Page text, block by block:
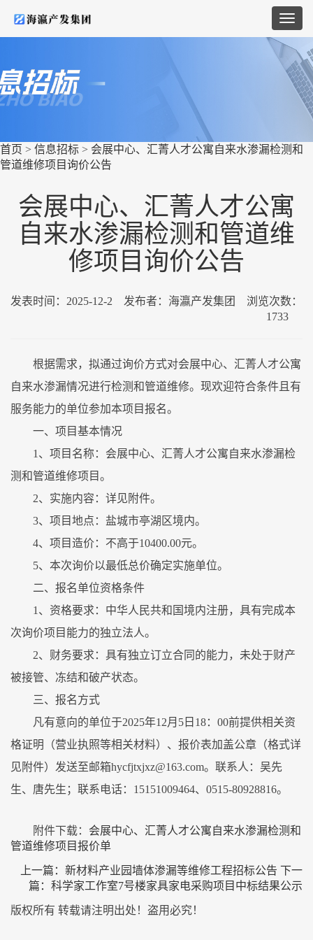
首页 > 信息招标 > 会展中心、汇菁人才公寓自来水渗漏检测和
管道维修项目询价公告
会展中心、汇菁人才公寓
自来水渗漏检测和管道维
修项目询价公告
发表时间： 2025-12-2 发布者：海瀛产发集团 浏览次数：
1733
根据需求，拟通过询价方式对会展中心、汇菁人才公寓
自来水渗漏情况进行检测和管道维修。现欢迎符合条件且有
服务能力的单位参加本项目报名。
一、项目基本情况
1、项目名称：会展中心、汇菁人才公寓自来水渗漏检
测和管道维修项目。
2、实施内容：详见附件。
3、项目地点：盐城市亭湖区境内。
4、项目造价：不高于10400.00元。
5、本次询价以最低总价确定实施单位。
二、报名单位资格条件
1、资格要求：中华人民共和国境内注册，具有完成本
次询价项目能力的独立法人。
2、财务要求：具有独立订立合同的能力，未处于财产
被接管、冻结和破产状态。
三、报名方式
凡有意向的单位于2025年12月5日18：00前提供相关资
格证明（营业执照等相关材料）、报价表加盖公章（格式详
见附件）发送至邮箱hycfjtxjxz@163.com。联系人：吴先
生、唐先生；联系电话：15151009464、0515-80928816。
附件下载： 会展中心、汇菁人才公寓自来水渗漏检测和
管道维修项目报价单
上一篇： 新材料产业园墙体渗漏等维修工程招标公告 下一
篇： 科学家工作室7号楼家具家电采购项目中标结果公示
版权所有 转载请注明出处！盗用必究！